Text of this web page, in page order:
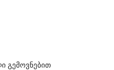
გემოვნებით